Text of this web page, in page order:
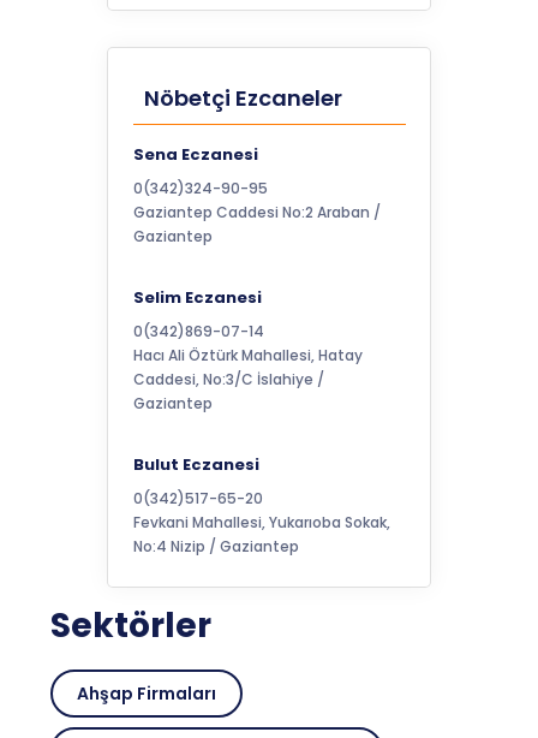
Nöbetçi Ezcaneler
Sena Eczanesi
0(342)324-90-95
Gaziantep Caddesi No:2 Araban /
Gaziantep
Selim Eczanesi
0(342)869-07-14
Hacı Ali Öztürk Mahallesi, Hatay
Caddesi, No:3/C İslahiye /
Gaziantep
Bulut Eczanesi
0(342)517-65-20
Fevkani Mahallesi, Yukarıoba Sokak,
No:4 Nizip / Gaziantep
Akkent Melita Eczanesi
0(342)371-44-24
Akkent 134016 Nolu Cadde No:17A/a
Şahinbey/g.antep
Sektörler
Ahşap Firmaları